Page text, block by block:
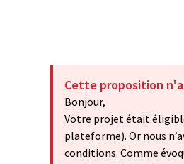
Cette proposition
Bonjour,
Votre projet était
plateforme). Or nous
conditions. Comme